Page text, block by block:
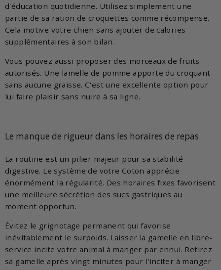
d'éducation quotidienne. Utilisez simplement une
partie de sa ration de croquettes comme récompense.
Cela motive votre chien sans ajouter de calories
supplémentaires à son bilan.
Vous pouvez aussi proposer des morceaux de fruits
autorisés. Une lamelle de pomme apporte du croquant
sans aucune graisse. C'est une excellente option pour
lui faire plaisir sans nuire à sa ligne.
Le manque de rigueur dans les horaires de repas
La routine est un pilier majeur pour sa stabilité
digestive. Le système de votre Coton apprécie
énormément la régularité. Des horaires fixes favorisent
une meilleure sécrétion des sucs gastriques au
moment opportun.
Évitez le grignotage permanent qui favorise
inévitablement le surpoids. Laisser la gamelle en libre-
service incite votre animal à manger par ennui. Retirez
sa gamelle après vingt minutes pour l'inciter à manger